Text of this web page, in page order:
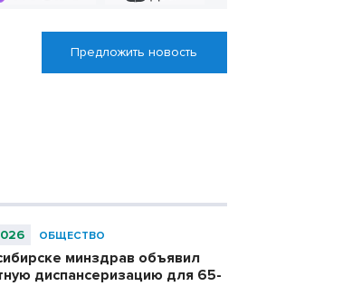
Предложить новость
ОБЩЕСТВО
минздрав объявил
диспансеризацию для 65-